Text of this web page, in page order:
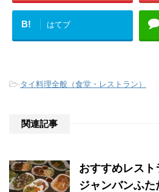
B! はてブ
-タイ料理全般（食堂・レストラン）
関連記事
おすすめレスト
ジャンバンふ